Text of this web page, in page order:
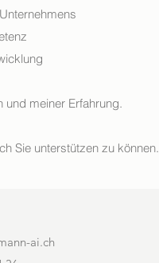
und meiner Erfahrung.
Sie unterstützen zu können.
ai.ch